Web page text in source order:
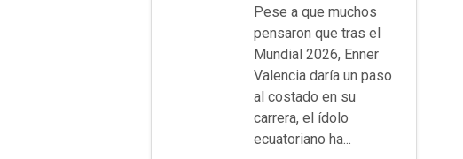
Pese a que muchos
pensaron que tras el
Mundial 2026, Enner
Valencia daría un paso
al costado en su
carrera, el ídolo
ecuatoriano ha...